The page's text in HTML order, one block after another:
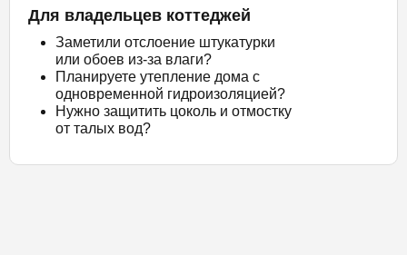
Для владельцев коттеджей
Заметили отслоение штукатурки
или обоев из-за влаги?
Планируете утепление дома с
одновременной гидроизоляцией?
Нужно защитить цоколь и отмостку
от талых вод?